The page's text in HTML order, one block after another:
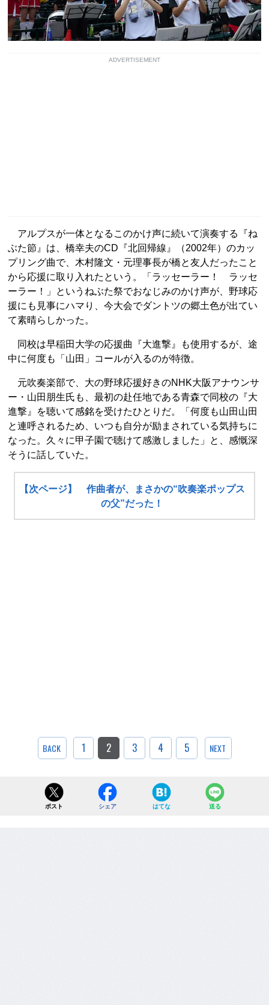
ADVERTISEMENT
アルプスが一体となるこのかけ声に続いて演奏する『ね
ぶた節』は、橋幸夫のCD『北回帰線』（2002年）のカッ
プリング曲で、木村隆文・元理事長が橋と友人だったこと
から応援に取り入れたという。「ラッセーラー！ ラッセ
ーラー！」というねぶた祭でおなじみのかけ声が、野球応
援にも見事にハマり、今大会でダントツの郷土色が出てい
て素晴らしかった。
同校は早稲田大学の応援曲『大進撃』も使用するが、途
中に何度も「山田」コールが入るのが特徴。
元吹奏楽部で、大の野球応援好きのNHK大阪アナウンサ
ー・山田朋生氏も、最初の赴任地である青森で同校の『大
進撃』を聴いて感銘を受けたひとりだ。「何度も山田山田
と連呼されるため、いつも自分が励まされている気持ちに
なった。久々に甲子園で聴けて感激しました」と、感慨深
そうに話していた。
【次ページ】 作曲者が、まさかの“吹奏楽ポップス
の父”だった！
BACK 1 2 3 4 5 NEXT
ポスト シェア はてな 送る